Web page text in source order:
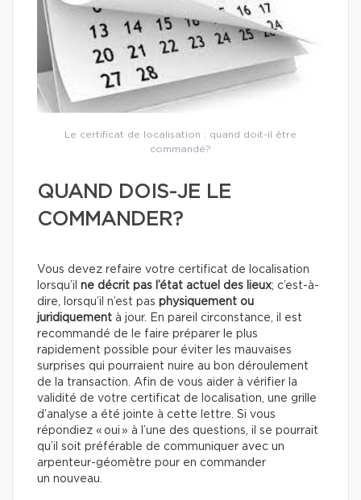
Le certificat de localisation : quand doit-il être
commandé?
QUAND DOIS-JE LE
COMMANDER?
Vous devez refaire votre certificat de localisation
lorsqu’il ne décrit pas l’état actuel des lieux; c’est-à-
dire, lorsqu’il n’est pas physiquement ou
juridiquement à jour. En pareil circonstance, il est
recommandé de le faire préparer le plus
rapidement possible pour éviter les mauvaises
surprises qui pourraient nuire au bon déroulement
de la transaction. Afin de vous aider à vérifier la
validité de votre certificat de localisation, une grille
d’analyse a été jointe à cette lettre. Si vous
répondiez « oui » à l’une des questions, il se pourrait
qu’il soit préférable de communiquer avec un
arpenteur-géomètre pour en commander
un nouveau.